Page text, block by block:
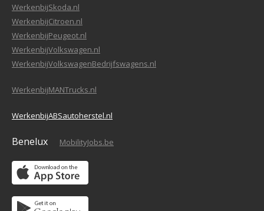
WerkenbijSkoda.nl
WerkenbijCitroen.nl
WerkenbijPeugeot.nl
WerkenbijVolkswagen.nl
WerkenbijVolkswagenBedrijfswagens.nl
WerkenbijMANTrucks.nl
WerkenbijABSautoherstel.nl
Benelux MobilityJobs.be